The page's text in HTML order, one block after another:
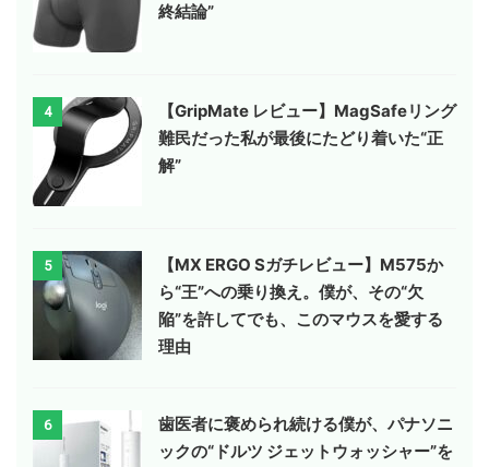
終結論”
4
【GripMate レビュー】MagSafeリング
難民だった私が最後にたどり着いた“正
解”
5
【MX ERGO Sガチレビュー】M575か
ら“王”への乗り換え。僕が、その“欠
陥”を許してでも、このマウスを愛する
理由
6
歯医者に褒められ続ける僕が、パナソニ
ックの“ドルツ ジェットウォッシャー”を